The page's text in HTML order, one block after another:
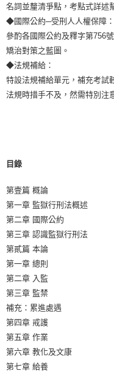
外島郵寄
每筆NT$100，滿
名詞並釐清爭點，考點式詳述
◆國際公約─受刑人人權保障：
參酌各國際公約及釋字第756
矯治對策之藍圖。
◆法規補給：
特設法規補給單元，補充考試
法規時措手不及，然需特別注
目錄
第壹篇 概論
第一章 監獄行刑法概述
第二章 國際公約
第三章 認識監獄行刑法
第貳篇 本論
第一章 總則
第二章 入監
第三章 監禁
補充：累進處遇
第四章 戒護
第五章 作業
第六章 教化及文康
第七章 給養